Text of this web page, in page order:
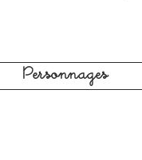
Personnages